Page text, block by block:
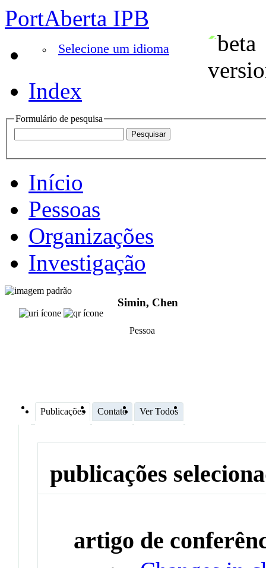
PortAberta IPB
Selecione um idioma
Index
Formulário de pesquisa
Início
Pessoas
Organizações
Investigação
Simin, Chen
Pessoa
Publicações Contato Ver Todos
publicações
artigo de